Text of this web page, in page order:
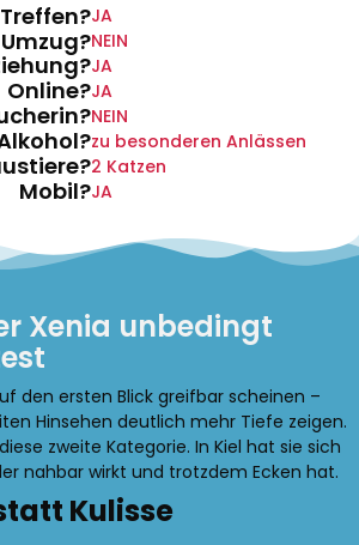
Treffen?JA
Umzug?NEIN
JA
Online?JA
NEIN
zu besonderen Anlässen
2 Katzen
Mobil?JA
Xenia unbedingt
den ersten Blick greifbar scheinen –
Hinsehen deutlich mehr Tiefe zeigen.
zweite Kategorie. In Kiel hat sie sich
nahbar wirkt und trotzdem Ecken hat.
Kulisse